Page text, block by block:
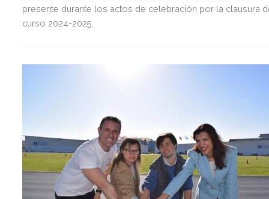
presente durante los actos de celebración por la clausura
curso 2024-2025.